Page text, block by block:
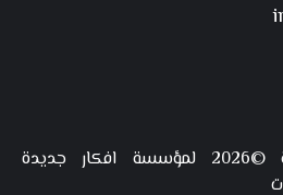
جميع الحقوق محفوظة ©2026 لمؤسسة افكار جديدة